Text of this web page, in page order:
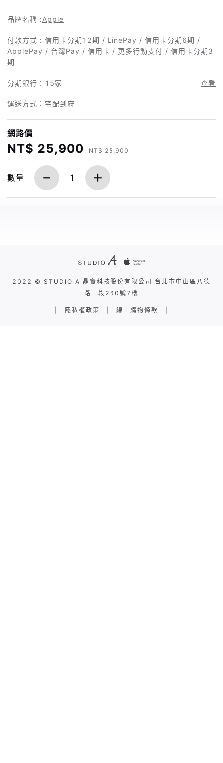
品牌名稱 :Apple
付款方式 : 信用卡分期12期 / LinePay / 信用卡分期6期 /
ApplePay / 台灣Pay / 信用卡 / 更多行動支付 / 信用卡分期3
期
分期銀行： 15家 查看
運送方式：宅配到府
網路價
NT$ 25,900 NT$ 25,900
數量 1
2022 © STUDIO A 晶實科技股份有限公司 台北市中山區八德
路二段260號7樓
隱私權政策 線上購物條款